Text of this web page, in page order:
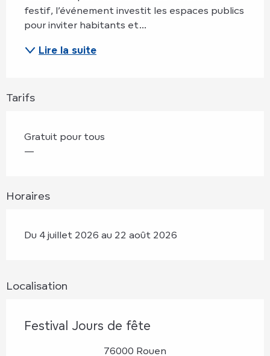
festif, l’événement investit les espaces publics
pour inviter habitants et...
Lire la suite
Tarifs
Gratuit pour tous
—
Horaires
Du 4 juillet 2026 au 22 août 2026
Localisation
Festival Jours de fête
76000 Rouen